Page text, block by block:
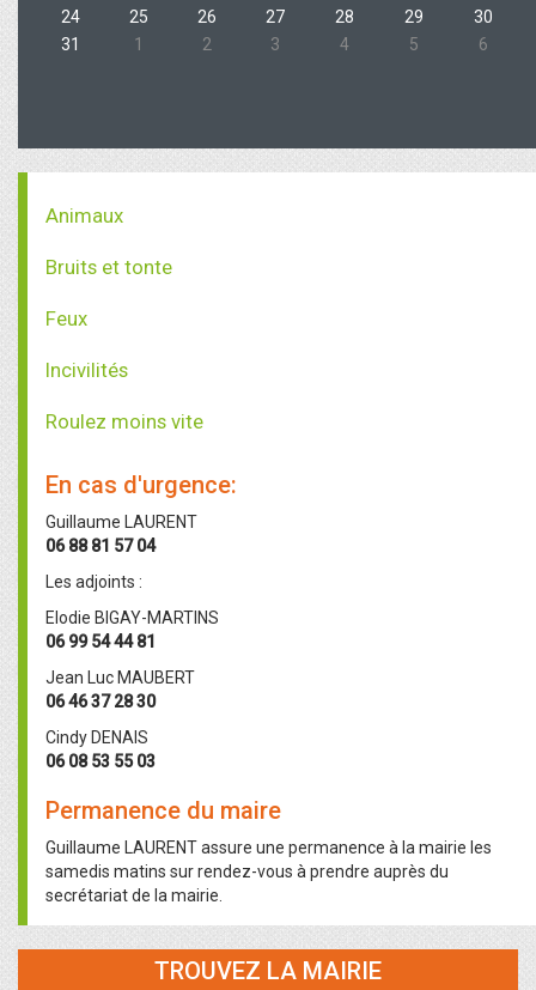
24
25 26 27 28 29
30
31
1 2 3 4 5 6
Animaux
Bruits et tonte
Feux
Incivilités
Roulez moins vite
En cas d'urgence:
Guillaume LAURENT
06 88 81 57 04
Les adjoints :
Elodie BIGAY-MARTINS
06 99 54 44 81
Jean Luc MAUBERT
06 46 37 28 30
Cindy DENAIS
06 08 53 55 03
Permanence du maire
Guillaume LAURENT assure une permanence à la mairie les
samedis matins sur rendez-vous à prendre auprès du
secrétariat de la mairie.
TROUVEZ LA MAIRIE